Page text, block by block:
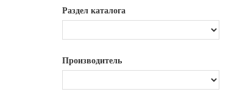
Раздел каталога
Производитель